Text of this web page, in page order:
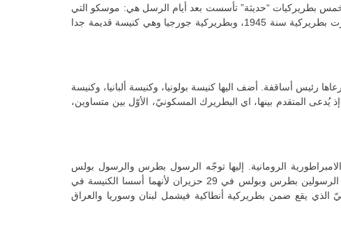
بطريركيات “حديثة” تأسست بعد أيام الرسل هي: موسكو التي
صارت بطريركية سنة 1589، وصربيا التي صارت بطريركية سنة 1219، ورومانيا التي صارت بطريركية سنة 1925، وبلغاريا التي صارت بطريركية سنة 1945، وبطريركية جورجيا وهي كنيسة قديمة جدا
اليـونــان مستـقـلـة سـنـة 1830 ويرعاها رئيس أساقفة. كذلك كنيسة قبرص كنيسة مستقلة منذ سنة 431 ويرعاها رئيس أساقفة. أضف اليها كنيسة بولونيا، وكنيسة ألبانيا، وكنيسة
يُدعى المتقدم بينها، اي البطريرك المسكونيّ، الأوّل بين متساوين،
الرومانية. إليها توجّه الرسول بطرس والرسول بولس
للبشارة بالإنجيل، ومنها انطلقت كل الرحلات التبشيرية كما نعرف من كتاب أعمال الرسل في العهد الجديد. عيد بطريركيّتنا هو عيد الرسولين بطرس وبولس في 29 حزيران لأنهما أسسا الكنيسة في
الذي يقع ضمن بطريركية أنطاكية فيشمل لبنان وسوريا والعراق